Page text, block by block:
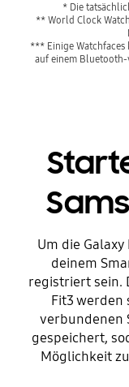
* Die
** World Clock
*** Einige Watchfaces
auf einem
Um die
deinem
registriert sein.
Fit3 werden
verbundenen
gespeichert,
Möglichkeit